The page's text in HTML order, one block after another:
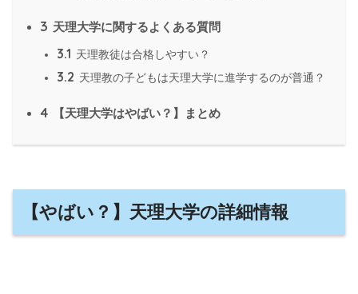
3 天理大学に関するよくある質問
3.1 天理教徒は合格しやすい？
3.2 天理教の子どもは天理大学に進学するのが普通？
4 【天理大学はやばい？】まとめ
【やばい？】天理大学の詳細情報